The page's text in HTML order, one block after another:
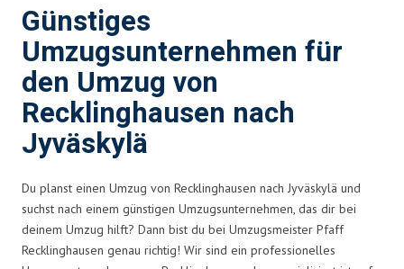
Günstiges
Umzugsunternehmen für
den Umzug von
Recklinghausen nach
Jyväskylä
Du planst einen Umzug von Recklinghausen nach Jyväskylä und
suchst nach einem günstigen Umzugsunternehmen, das dir bei
deinem Umzug hilft? Dann bist du bei Umzugsmeister Pfaff
Recklinghausen genau richtig! Wir sind ein professionelles